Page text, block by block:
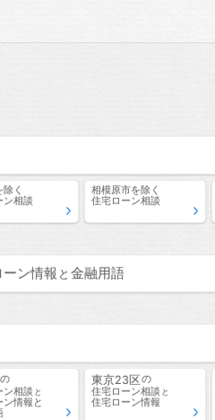
除く
ン相談
相模原市を除く
住宅ローン相談
ン情報 と 金融用語
の
ン相談 と
ン情報 と
東京23区の
住宅ローン相談 と
住宅ローン情報